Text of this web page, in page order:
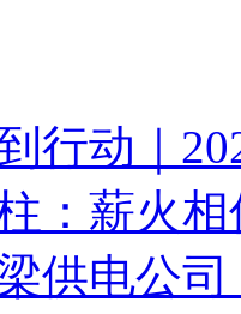
行动｜
：薪火
供电公